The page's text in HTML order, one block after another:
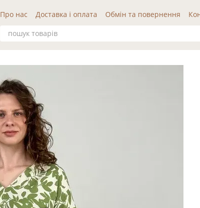
Про нас Доставка і оплата Обмін та повернення
Угода користувача
Публічна оферта Відгуки про